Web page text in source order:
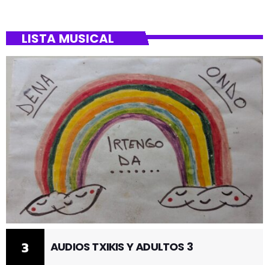
LISTA MUSICAL
3 AUDIOS TXIKIS Y ADULTOS 3